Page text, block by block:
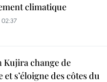
climatique
Kujira change de
s’éloigne des côtes du